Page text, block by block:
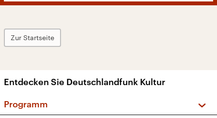
Zur Startseite
Entdecken Sie Deutschlandfunk Kultur
Programm